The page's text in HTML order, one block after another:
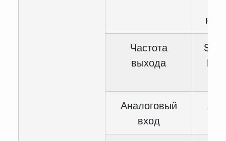
Частота
выхода
Гц,
Аналоговый
вход
2-